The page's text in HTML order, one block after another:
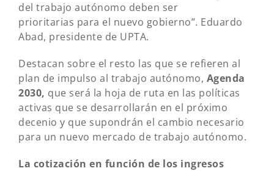
del trabajo autónomo deben ser
prioritarias para el nuevo gobierno”. Eduardo
Abad, presidente de UPTA.
Destacan sobre el resto las que se refieren al
plan de impulso al trabajo autónomo, Agenda
2030, que será la hoja de ruta en las políticas
activas que se desarrollarán en el próximo
decenio y que supondrán el cambio necesario
para un nuevo mercado de trabajo autónomo.
La cotización en función de los ingresos